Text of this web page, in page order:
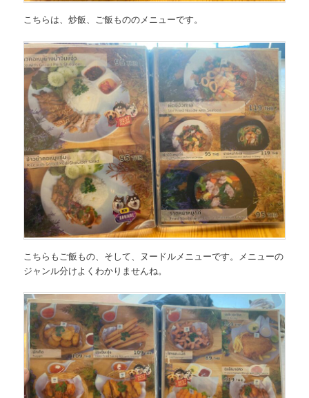
こちらは、炒飯、ご飯もののメニューです。
こちらもご飯もの、そして、ヌードルメニューです。メニューの
ジャンル分けよくわかりませんね。